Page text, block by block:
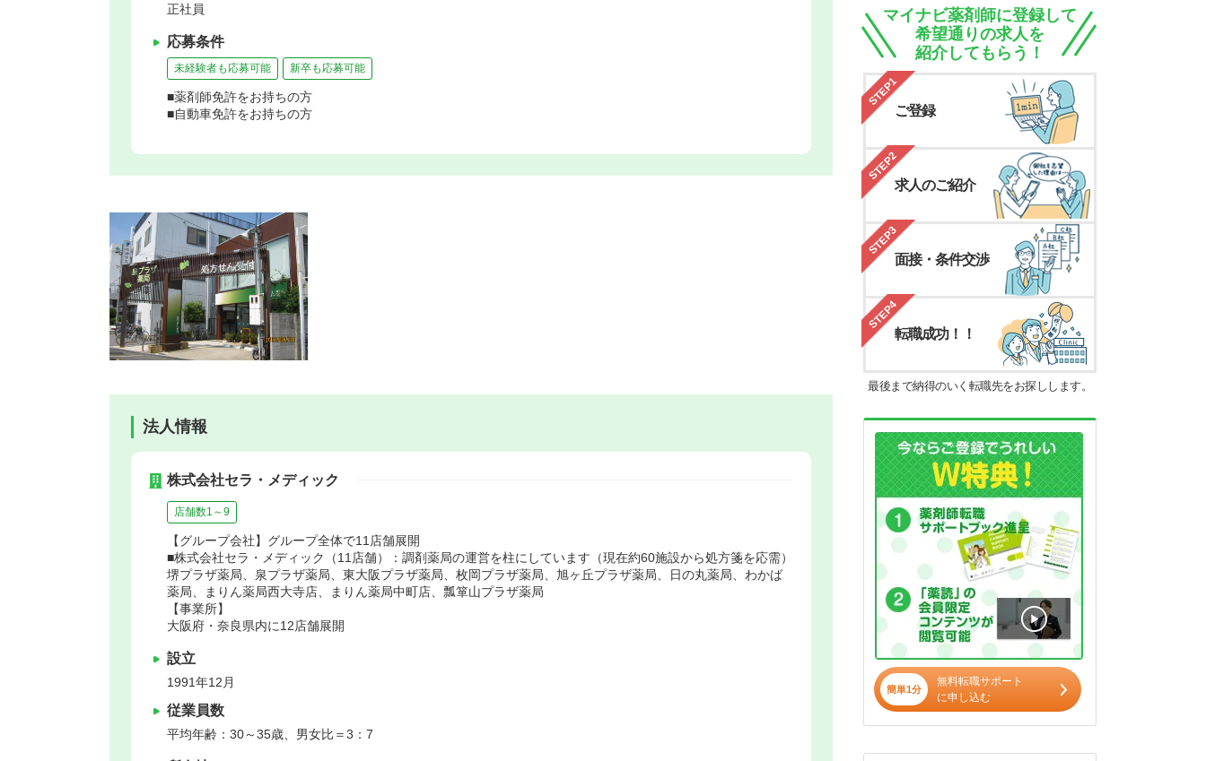
正社員
応募条件
未経験者も応募可能 新卒も応募可能
■薬剤師免許をお持ちの方
■自動車免許をお持ちの方
法人情報
株式会社セラ・メディック
店舗数1～9
【グループ会社】グループ全体で11店舗展開
■株式会社セラ・メディック（11店舗）：調剤薬局の運営を柱にしています（現在約60施設から処方箋を応需）
堺プラザ薬局、泉プラザ薬局、東大阪プラザ薬局、枚岡プラザ薬局、旭ヶ丘プラザ薬局、日の丸薬局、わかば
薬局、まりん薬局西大寺店、まりん薬局中町店、瓢箪山プラザ薬局
【事業所】
大阪府・奈良県内に12店舗展開
設立
1991年12月
従業員数
平均年齢：30～35歳、男女比＝3：7
マイナビ薬剤師に登録して
希望通りの求人を
紹介してもらう！
STEP1
ご登録
STEP2
求人のご紹介
STEP3
面接・条件交渉
STEP4
転職成功！！
最後まで納得のいく転職先をお探しします。
簡単1分
無料転職サポート
に申し込む